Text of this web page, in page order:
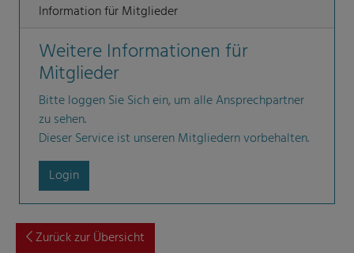
Information für Mitglieder
Weitere Informationen für
Mitglieder
Bitte loggen Sie Sich ein, um alle Ansprechpartner
zu sehen.
Dieser Service ist unseren Mitgliedern vorbehalten.
Login
Zurück zur Übersicht